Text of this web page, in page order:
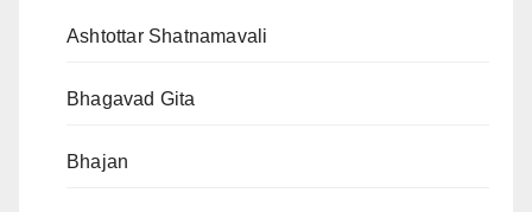
Ashtottar Shatnamavali
Bhagavad Gita
Bhajan